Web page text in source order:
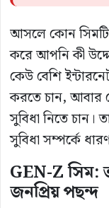
আসলে কোন
করে আপনি কী
কেউ বেশি
করতে চান, আবার
সুবিধা নিতে চান।
সুবিধা সম্পর্কে
GEN-Z সিম:
জনপ্রিয় পছন্দ